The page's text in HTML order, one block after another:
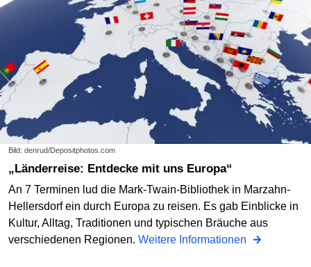
Bild: denrud/Depositphotos.com
„Länderreise: Entdecke mit uns Europa“
An 7 Terminen lud die Mark-Twain-Bibliothek in Marzahn-
Hellersdorf ein durch Europa zu reisen. Es gab Einblicke in
Kultur, Alltag, Traditionen und typischen Bräuche aus
verschiedenen Regionen. Weitere Informationen